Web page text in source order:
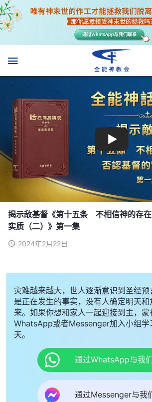
揭示敌基督《第十五条 不相信神的存
实质（二）》第一集
2024年2月22日
灾难越来越大，世人逐渐意识到圣经
是正在发生的事实，没有人确定明天
来。如果你想和家人一起迎接到主，
WhatsApp或者Messenger加入小组学
天。
通过WhatsApp与我
通过Messenger与我